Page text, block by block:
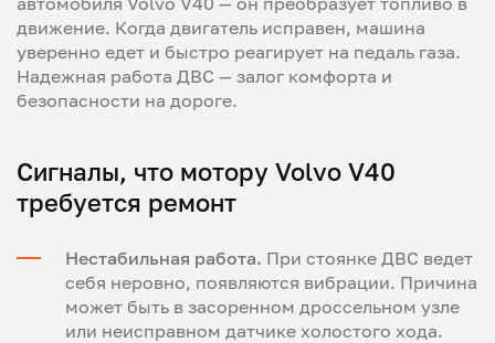
движение. Когда двигатель исправен, машина
уверенно едет и быстро реагирует на педаль газа.
Надежная работа ДВС — залог комфорта и
безопасности на дороге.
Сигналы, что мотору Volvo V40
требуется ремонт
Нестабильная работа. При стоянке ДВС ведет
себя неровно, появляются вибрации. Причина
может быть в засоренном дроссельном узле
или неисправном датчике холостого хода.